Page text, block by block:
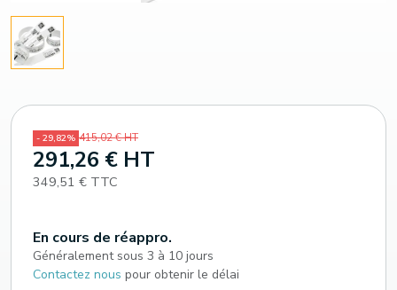
- 29,82% 415,02 € HT
291,26 € HT
349,51 € TTC
En cours de réappro.
Généralement sous 3 à 10 jours
Contactez nous pour obtenir le délai